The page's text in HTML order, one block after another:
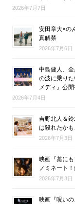
2026年7月7日
安田章大×の
真解禁
2026年7月6日
中島健人、
の波に乗り
メディ』公
2026年7月4日
吉野北人＆
は殺れたか
2026年7月3日
映画『藁に
ノミネート
2026年7月3日
映画『呪い